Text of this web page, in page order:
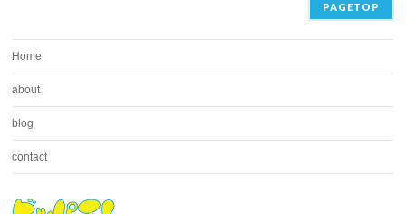
PAGETOP
Home
about
blog
contact